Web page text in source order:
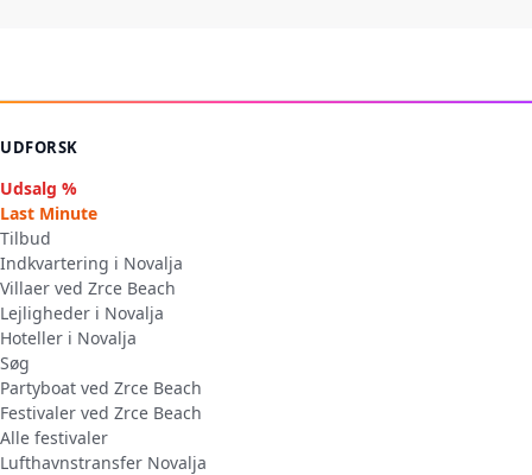
UDFORSK
Udsalg %
Last Minute
Tilbud
Indkvartering i Novalja
Villaer ved Zrce Beach
Lejligheder i Novalja
Hoteller i Novalja
Søg
Partyboat ved Zrce Beach
Festivaler ved Zrce Beach
Alle festivaler
Lufthavnstransfer Novalja